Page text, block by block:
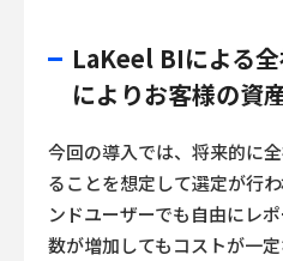
LaKeel BIによる
によりお客様の資
今回の導入では、将来的に
ることを想定して選定が行
ンドユーザーでも自由にレ
数が増加してもコストが一